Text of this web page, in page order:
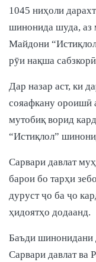
1045 ниҳоли
шинонида шуда, аз
Майдони
рӯи нақша
Дар назар аст, ки
сояафкану ороишӣ
мутобиқ ворид
“Истиқлол”
Сарвари давлат
барои бо тарҳи
дуруст ҷо ба ҷо
ҳидоятҳо додаанд.
Баъди шинонидани
Сарвари давлат